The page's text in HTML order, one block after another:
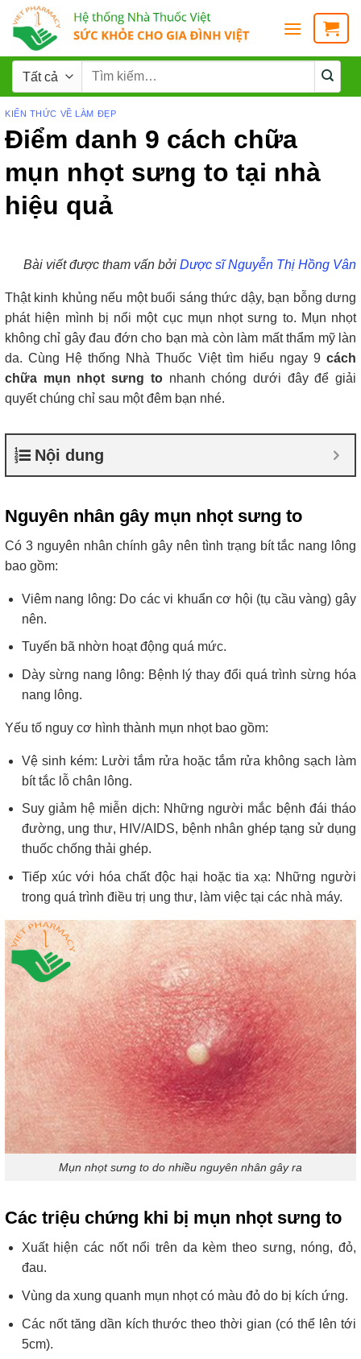
KIẾN THỨC VỀ LÀM ĐẸP
Điểm danh 9 cách chữa
mụn nhọt sưng to tại nhà
hiệu quả
Bài viết được tham vấn bởi Dược sĩ Nguyễn Thị Hồng Vân
Thật kinh khủng nếu một buổi sáng thức dậy, bạn bỗng dưng
phát hiện mình bị nổi một cục mụn nhọt sưng to. Mụn nhọt
không chỉ gây đau đớn cho bạn mà còn làm mất thẩm mỹ làn
da. Cùng Hệ thống Nhà Thuốc Việt tìm hiểu ngay 9 cách
chữa mụn nhọt sưng tonhanh chóng dưới đây để giải
quyết chúng chỉ sau một đêm bạn nhé.
Nội dung
Nguyên nhân gây mụn nhọt sưng to
Có 3 nguyên nhân chính gây nên tình trạng bít tắc nang lông
bao gồm:
Viêm nang lông: Do các vi khuẩn cơ hội (tụ cầu vàng) gây
nên.
Tuyến bã nhờn hoạt động quá mức.
Dày sừng nang lông: Bệnh lý thay đổi quá trình sừng hóa
nang lông.
Yếu tố nguy cơ hình thành mụn nhọt bao gồm:
Vệ sinh kém: Lười tắm rửa hoặc tắm rửa không sạch làm
bít tắc lỗ chân lông.
Suy giảm hệ miễn dịch: Những người mắc bệnh đái tháo
đường, ung thư, HIV/AIDS, bệnh nhân ghép tạng sử dụng
thuốc chống thải ghép.
Tiếp xúc với hóa chất độc hại hoặc tia xạ: Những người
trong quá trình điều trị ung thư, làm việc tại các nhà máy.
Mụn nhọt sưng to do nhiều nguyên nhân gây ra
Các triệu chứng khi bị mụn nhọt sưng to
Xuất hiện các nốt nổi trên da kèm theo sưng, nóng, đỏ,
đau.
Vùng da xung quanh mụn nhọt có màu đỏ do bị kích ứng.
Các nốt tăng dần kích thước theo thời gian (có thể lên tới
5cm).